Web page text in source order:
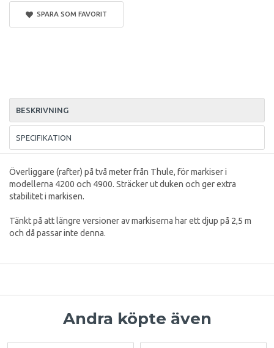
SPARA SOM FAVORIT
BESKRIVNING
SPECIFIKATION
Överliggare (rafter) på två meter från Thule, för markiser i
modellerna 4200 och 4900. Sträcker ut duken och ger extra
stabilitet i markisen.
Tänkt på att längre versioner av markiserna har ett djup på 2,5 m
och då passar inte denna.
Andra köpte även